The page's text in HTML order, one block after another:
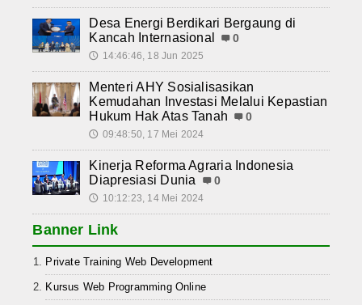
Desa Energi Berdikari Bergaung di
Kancah Internasional
0
🕔 14:46:46, 18 Jun 2025
Menteri AHY Sosialisasikan
Kemudahan Investasi Melalui Kepastian
Hukum Hak Atas Tanah
0
🕔 09:48:50, 17 Mei 2024
Kinerja Reforma Agraria Indonesia
Diapresiasi Dunia
0
🕔 10:12:23, 14 Mei 2024
Banner Link
Private Training Web Development
Kursus Web Programming Online